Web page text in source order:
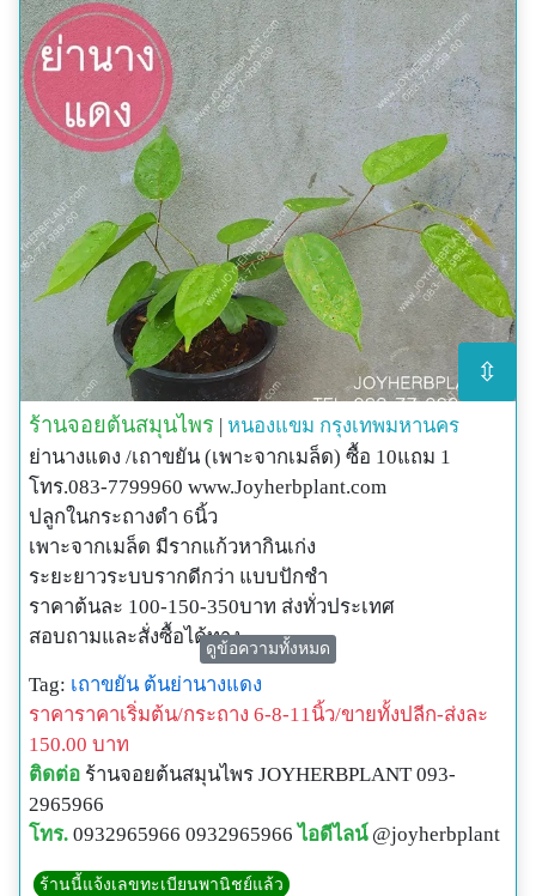
⇳
ร้านจอยต้นสมุนไพร | หนองแขม กรุงเทพมหานคร
ย่านางแดง /เถาขยัน (เพาะจากเมล็ด) ซื้อ 10แถม 1
โทร.083-7799960 www.Joyherbplant.com
ปลูกในกระถางดำ 6นิ้ว
เพาะจากเมล็ด มีรากแก้วหากินเก่ง
ระยะยาวระบบรากดีกว่า แบบปักชำ
ราคาต้นละ 100-150-350บาท ส่งทั่วประเทศ
สอบถามและสั่งซื้อได้ทาง
#จอยต้นสมุนไพรและว่านหางจระเข้
#Joyherbplant
TEL.083-77-999-60
LINE ID(ใหม่): @JOYHERBPLANT (มี @ นำหน้า)
LINE ID: JOYALLPLANT
www.Joyherbplant.com
ดูข้อความทั้งหมด
Tag: เถาขยัน ต้นย่านางแดง
ราคาราคาเริ่มต้น/กระถาง 6-8-11นิ้ว/ขายทั้งปลีก-ส่งละ
150.00 บาท
ติดต่อ ร้านจอยต้นสมุนไพร JOYHERBPLANT 093-
2965966
โทร. 0932965966 0932965966 ไอดีไลน์ @joyherbplant
ร้านนี้แจ้งเลขทะเบียนพานิชย์แล้ว